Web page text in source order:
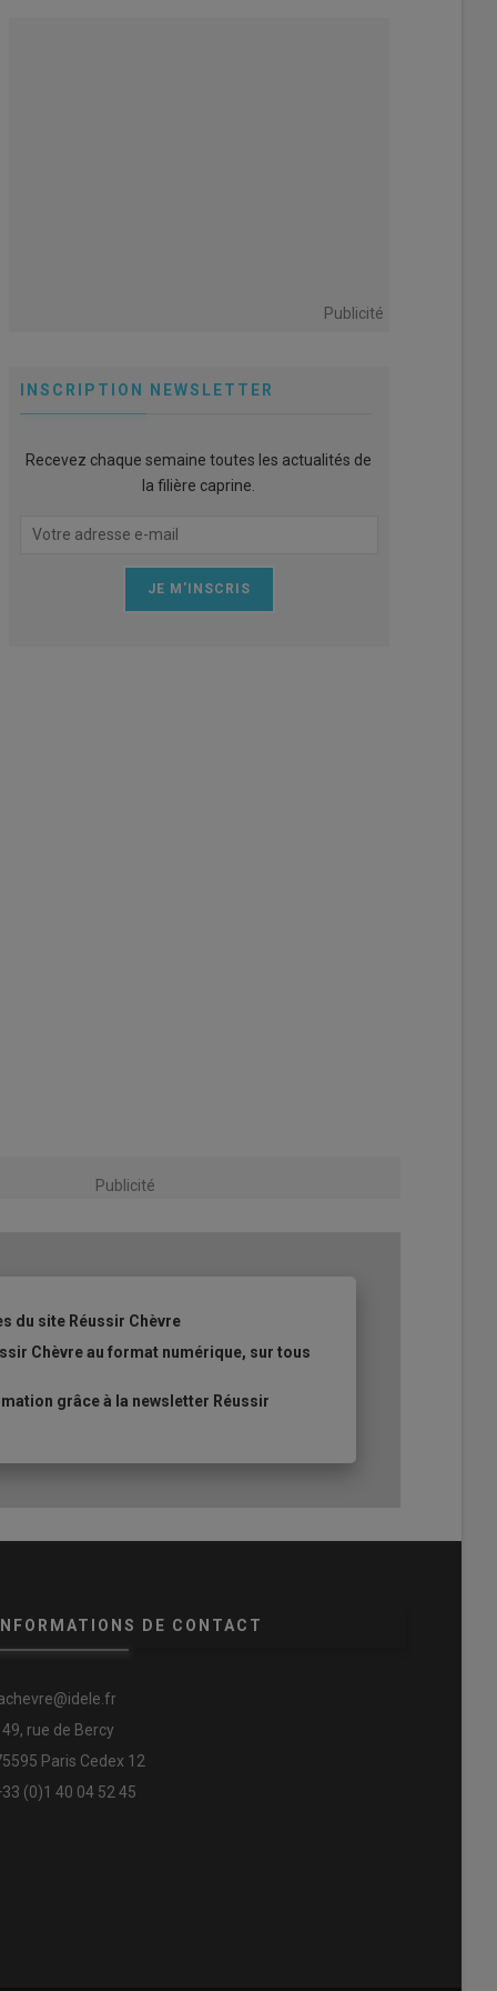
d'abattage ne sert que quelques jours dans l'année.
de la Loge de printemps
Publicité
INSCRIPTION NEWSLETTER
Recevez chaque semaine toutes les actualités de
la filière caprine.
Publicité
du site Réussir Chèvre
Chèvre au format numérique, sur tous
grâce à la newsletter Réussir
INFORMATIONS DE CONTACT
rue de Bercy
Paris Cedex 12
(0)1 40 04 52 45